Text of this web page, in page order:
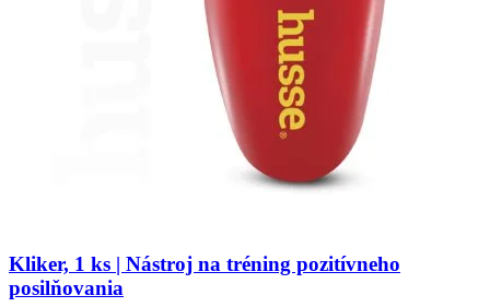
Kliker, 1 ks | Nástroj na tréning pozitívneho
posilňovania